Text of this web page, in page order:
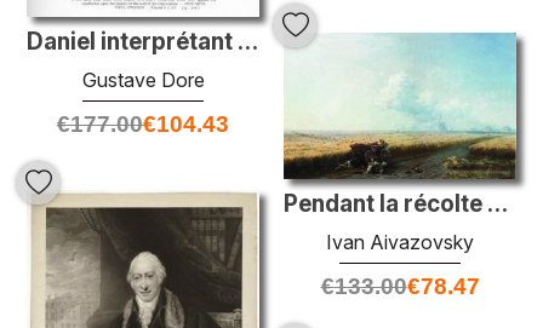
Daniel interprétant l'écriture sur le mur
Gustave Dore
€177.00€104.43
Pendant la récolte en Ukraine
Ivan Aivazovsky
€133.00€78.47